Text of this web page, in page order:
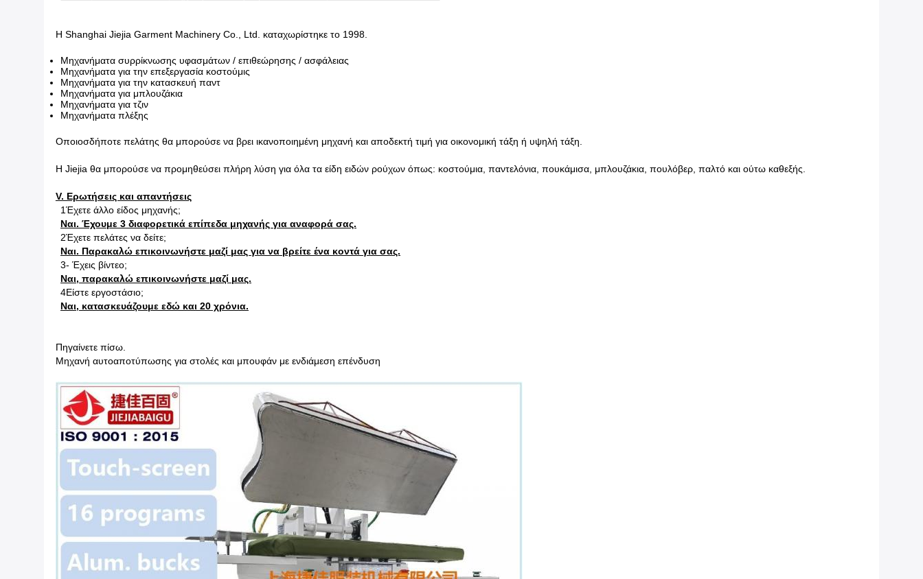
Η Shanghai Jiejia Garment Machinery Co., Ltd. καταχωρίστηκε το 1998.
Μηχανήματα συρρίκνωσης υφασμάτων / επιθεώρησης / ασφάλειας
Μηχανήματα για την επεξεργασία κοστούμις
Μηχανήματα για την κατασκευή παντ
Μηχανήματα για μπλουζάκια
Μηχανήματα για τζιν
Μηχανήματα πλέξης
Οποιοσδήποτε πελάτης θα μπορούσε να βρει ικανοποιημένη μηχανή και αποδεκτή τιμή για οικονομική τάξη ή υψηλή τάξη.
Η Jiejia θα μπορούσε να προμηθεύσει πλήρη λύση για όλα τα είδη ειδών ρούχων όπως: κοστούμια, παντελόνια, πουκάμισα, μπλουζάκια, πουλόβερ, παλτό και ούτω καθεξής.
V. Ερωτήσεις και απαντήσεις
1Έχετε άλλο είδος μηχανής;
Ναι. Έχουμε 3 διαφορετικά επίπεδα μηχανής για αναφορά σας.
2Έχετε πελάτες να δείτε;
Ναι. Παρακαλώ επικοινωνήστε μαζί μας για να βρείτε ένα κοντά για σας.
3- Έχεις βίντεο;
Ναι, παρακαλώ επικοινωνήστε μαζί μας.
4Είστε εργοστάσιο;
Ναι, κατασκευάζουμε εδώ και 20 χρόνια.
Πηγαίνετε πίσω.
Μηχανή αυτοαποτύπωσης για στολές και μπουφάν με ενδιάμεση επένδυση